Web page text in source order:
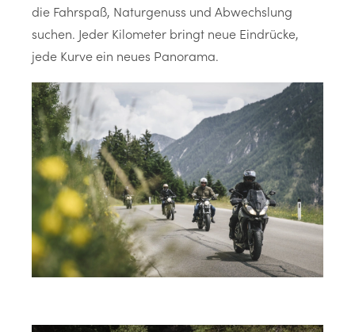
die Fahrspaß, Naturgenuss und Abwechslung
suchen. Jeder Kilometer bringt neue Eindrücke,
jede Kurve ein neues Panorama.